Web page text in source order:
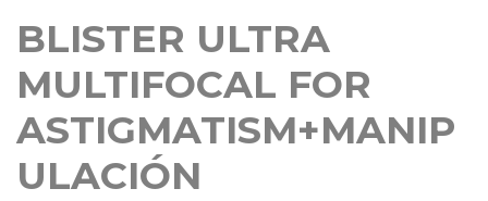
BLISTER ULTRA
MULTIFOCAL FOR
ASTIGMATISM+MANIP
ULACIÓN